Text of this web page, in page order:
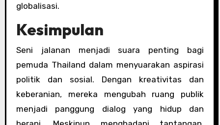
globalisasi.
Kesimpulan
Seni jalanan menjadi suara penting bagi
pemuda Thailand dalam menyuarakan aspirasi
politik dan sosial. Dengan kreativitas dan
keberanian, mereka mengubah ruang publik
menjadi panggung dialog yang hidup dan